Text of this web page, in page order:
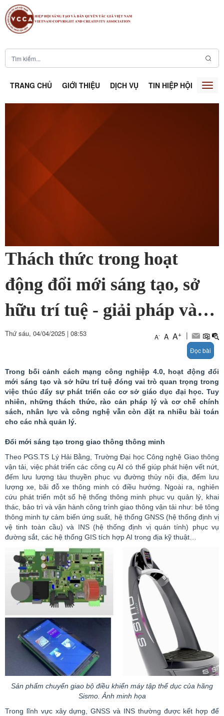
TRANG CHỦ GIỚI THIỆU DỊCH VỤ TIN HIỆP HỘI
Thách thức trong hoạt
động đổi mới sáng tạo, sở
hữu trí tuệ - giải pháp và
kiến nghị
Thứ sáu, 04/04/2025 | 08:53 A- A A+ |
Đọc bài
Trong bối cảnh cách mạng công nghiệp 4.0, hoạt động đổi
mới sáng tạo và sở hữu trí tuệ đóng vai trò quan trọng trong
việc thúc đẩy sự phát triển các cơ sở giáo dục đại học. Tuy
nhiên, những thách thức, rào cản pháp lý và cơ chế chính
sách, nhân lực và công nghệ vẫn còn đặt ra nhiều bài toán
cho các nhà quản lý.
Đổi mới sáng tạo trong giao thông thông minh
Theo PGS.TS Lý Hải Bằng, Trường Đại học Công nghệ Giao thông
vận tải, việc phát triển các công cụ AI có thể giúp phát hiện vết nứt,
đếm lưu lượng tàu thuyền phục vụ đường thủy nội địa, đếm lưu
lượng xe, bãi đỗ xe thông minh có điều hướng. Ngoài ra, nghiên
cứu phát triển một số hệ thống thông minh phục vụ quản lý, khai
thác, bảo trì và vận hành công trình giao thông vận tải như: bê tông
thông minh tự cảm biến ứng suất, hệ thống GNSS (hệ thống định vị
vệ tinh toàn cầu) và INS (hệ thống định vị quán tính) phục vụ
đường sắt, các hệ thống GIS tích hợp AI trong địa kỹ thuật…
Sản phẩm chuyển giao bộ điều khiển máy tập thể dục của hãng
Sismo. Ảnh minh họa
Trong lĩnh vực xây dựng, GNSS và INS thường được kết hợp để